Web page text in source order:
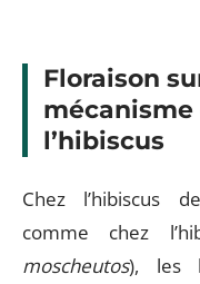
Floraison
l’hibiscus
Chez l’hibiscus
comme chez
moscheutos), les